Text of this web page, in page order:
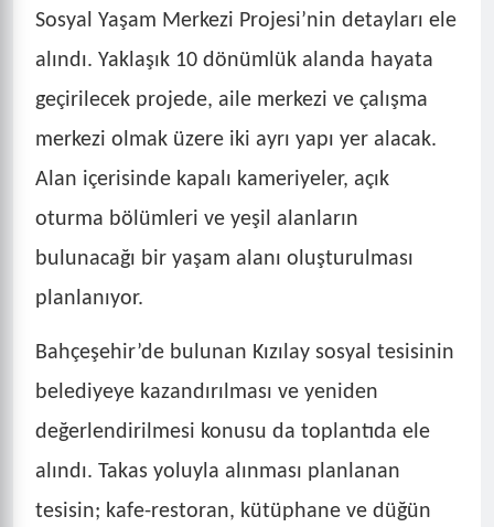
Sosyal Yaşam Merkezi Projesi’nin detayları ele
alındı. Yaklaşık 10 dönümlük alanda hayata
geçirilecek projede, aile merkezi ve çalışma
merkezi olmak üzere iki ayrı yapı yer alacak.
Alan içerisinde kapalı kameriyeler, açık
oturma bölümleri ve yeşil alanların
bulunacağı bir yaşam alanı oluşturulması
planlanıyor.
Bahçeşehir’de bulunan Kızılay sosyal tesisinin
belediyeye kazandırılması ve yeniden
değerlendirilmesi konusu da toplantıda ele
alındı. Takas yoluyla alınması planlanan
tesisin; kafe-restoran, kütüphane ve düğün